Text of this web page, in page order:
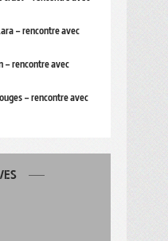
– rencontre avec
– rencontre avec
– rencontre avec